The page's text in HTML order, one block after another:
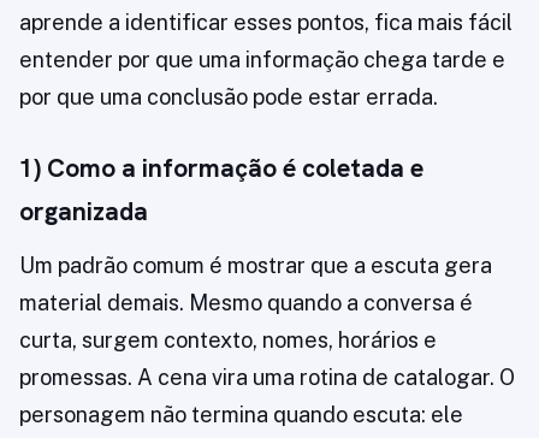
aprende a identificar esses pontos, fica mais fácil
entender por que uma informação chega tarde e
por que uma conclusão pode estar errada.
1) Como a informação é coletada e
organizada
Um padrão comum é mostrar que a escuta gera
material demais. Mesmo quando a conversa é
curta, surgem contexto, nomes, horários e
promessas. A cena vira uma rotina de catalogar. O
personagem não termina quando escuta: ele